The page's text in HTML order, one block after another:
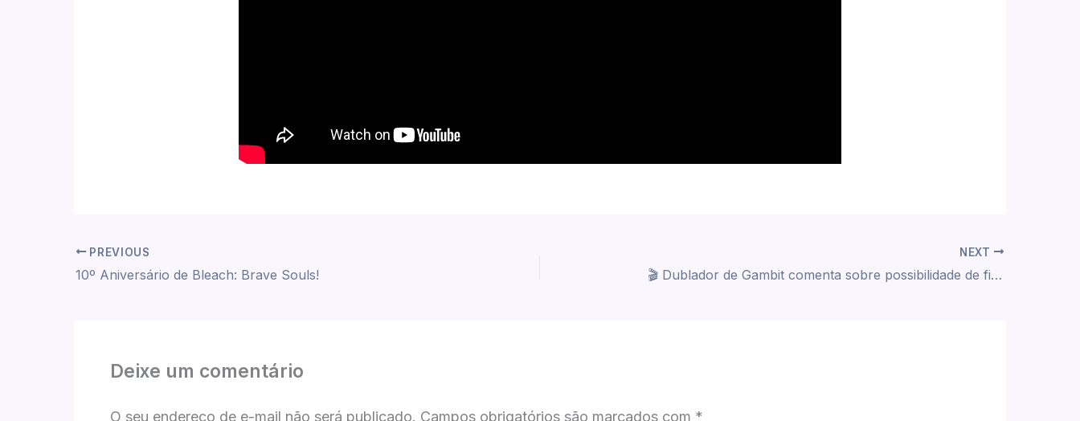
PREVIOUS
10º Aniversário de Bleach: Brave Souls!
NEXT
🎬 Dublador de Gambit comenta sobre possibilidade de filme animado dos X-Men
Deixe um comentário
O seu endereço de e-mail não será publicado. Campos obrigatórios são marcados com *